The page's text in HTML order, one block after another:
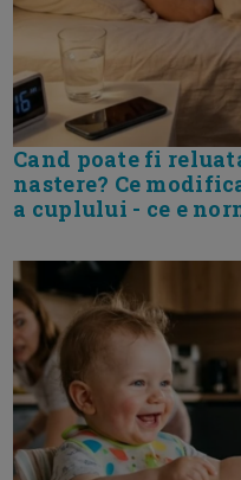
Cand poate fi
nastere? Ce
a cuplului - ce e